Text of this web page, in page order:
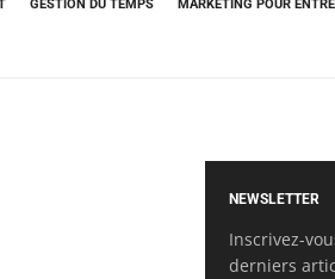
GESTION DU TEMPS MARKETING POUR
NEWSLETTER
Inscrivez-
derniers